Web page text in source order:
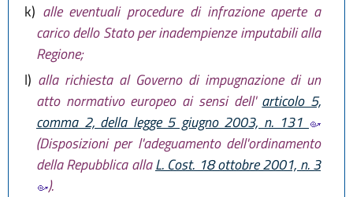
k) alle eventuali procedure di infrazione aperte a
carico dello Stato per inadempienze imputabili alla
Regione;
l) alla richiesta al Governo di impugnazione di un
atto normativo europeo ai sensi dell' articolo 5,
comma 2, della legge 5 giugno 2003, n. 131
(Disposizioni per l'adeguamento dell'ordinamento
della Repubblica allaL. Cost. 18 ottobre 2001, n. 3
).